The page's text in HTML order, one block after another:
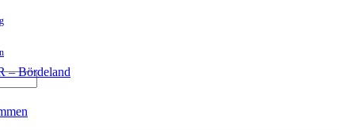
– Bördeland 2025 in Osterweddingen